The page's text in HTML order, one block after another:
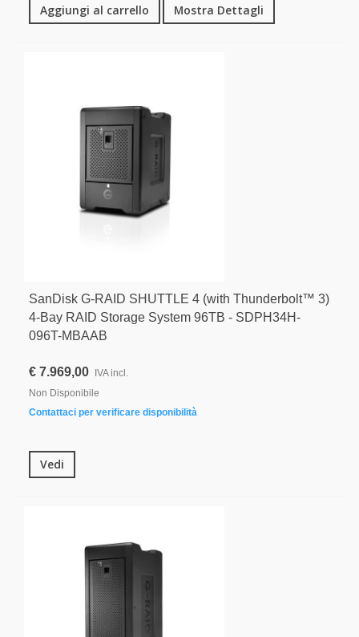
Aggiungi al carrello Mostra Dettagli
SanDisk G-RAID SHUTTLE 4 (with Thunderbolt™ 3)
4-Bay RAID Storage System 96TB - SDPH34H-
096T-MBAAB
€ 7.969,00 IVA incl.
Non Disponibile
Contattaci per verificare disponibilità
Vedi